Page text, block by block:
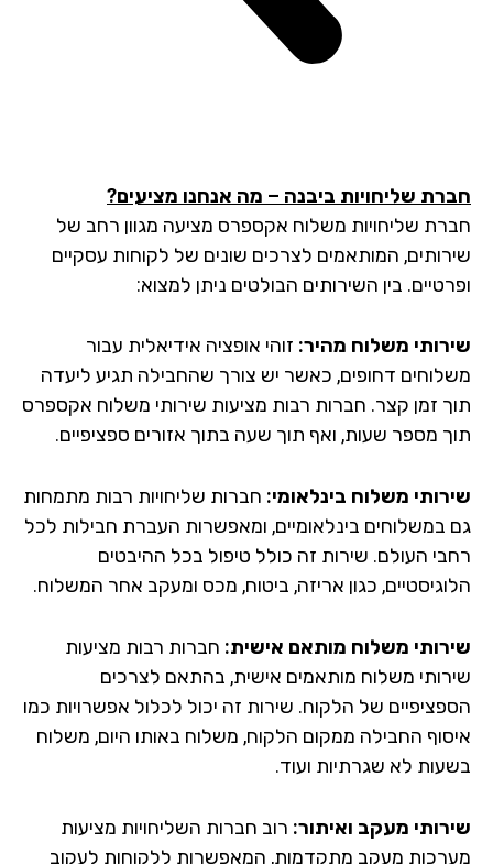
שליחויות ביבנה – מה אנחנו מציעים?
שליחויות משלוח אקספרס מציעה מגוון רחב של
המותאמים לצרכים שונים של לקוחות עסקיים
בין השירותים הבולטים ניתן למצוא:
משלוח מהיר:זוהי אופציה אידיאלית עבור
דחופים, כאשר יש צורך שהחבילה תגיע ליעדה
זמן קצר. חברות רבות מציעות שירותי משלוח אקספרס
מספר שעות, ואף תוך שעה בתוך אזורים ספציפיים.
משלוח בינלאומי:חברות שליחויות רבות מתמחות
במשלוחים בינלאומיים, ומאפשרות העברת חבילות לכל
העולם. שירות זה כולל טיפול בכל ההיבטים
כגון אריזה, ביטוח, מכס ומעקב אחר המשלוח.
משלוח מותאם אישית:חברות רבות מציעות
משלוח מותאמים אישית, בהתאם לצרכים
של הלקוח. שירות זה יכול לכלול אפשרויות כמו
החבילה ממקום הלקוח, משלוח באותו היום, משלוח
לא שגרתיות ועוד.
מעקב ואיתור:רוב חברות השליחויות מציעות
מעקב מתקדמות, המאפשרות ללקוחות לעקוב